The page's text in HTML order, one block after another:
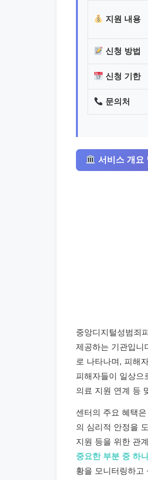
지원 내용
신청 방법
신청 기한
문의처
서비스 개요
중앙디지털성범죄
제공하는 기관입니
로 나타나며, 피해
피해자들이 일상으
의료 지원 연계 등
센터의 주요 혜택
의 심리적 안정을
지원 등을 위한 관
중요한 부분 중 하
황을 모니터링하고